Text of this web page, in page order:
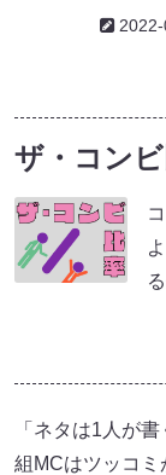
ザ・コン
「ネタは1人が
組MCはツッコ